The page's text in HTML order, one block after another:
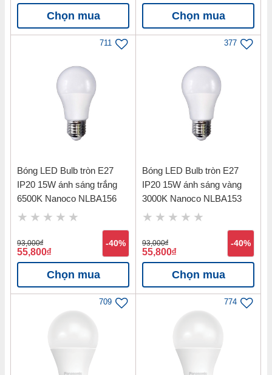
Chất liệu: nhựa PC
âm trần Eco Series 12W ánh sáng trắng
6500K kích thước lỗ cắt 120mm Nanoco
NED126
Chọn mua Chọn mua
711
Bóng LED Bulb tròn E27
IP20 15W ánh sáng trắng
6500K Nanoco NLBA156
93,000đ
55,800đ
-40%
Chọn mua
377
Bóng LED Bulb tròn E27
IP20 15W ánh sáng vàng
3000K Nanoco NLBA153
93,000đ
55,800đ
-40%
Chọn mua
709 774